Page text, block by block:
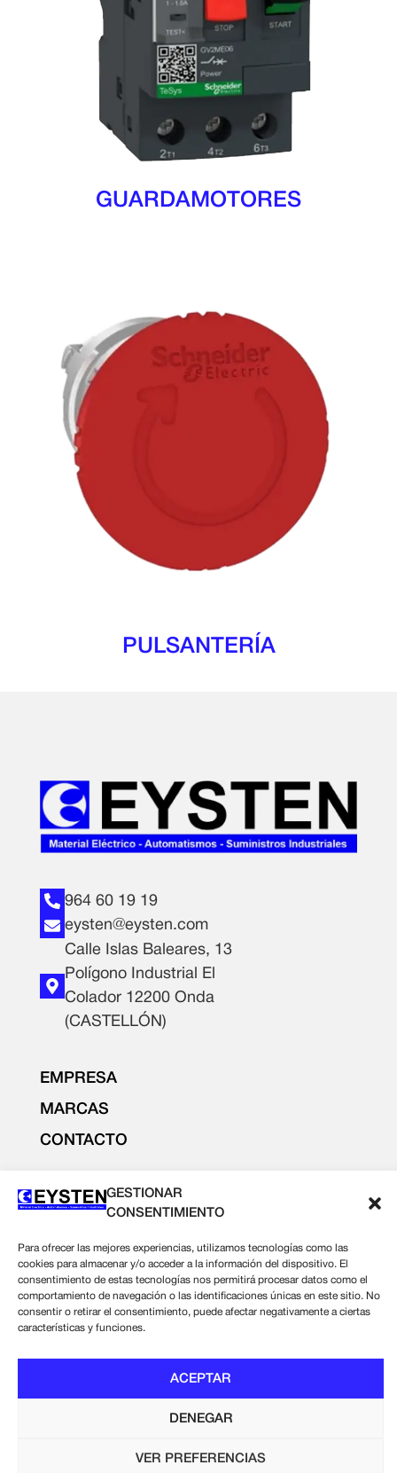
GESTIONAR
CONSENTIMIENTO
Para ofrecer las mejores experiencias, utilizamos tecnologías como las
cookies para almacenar y/o acceder a la información del dispositivo. El
consentimiento de estas tecnologías nos permitirá procesar datos como el
comportamiento de navegación o las identificaciones únicas en este sitio. No
consentir o retirar el consentimiento, puede afectar negativamente a ciertas
características y funciones.
ACEPTAR
DENEGAR
VER PREFERENCIAS
GUARDAMOTORES
PULSANTERÍA
964 60 19 19
eysten@eysten.com
Calle Islas Baleares, 13
Polígono Industrial El
Colador 12200 Onda
(CASTELLÓN)
EMPRESA
MARCAS
CONTACTO
PRODUCTOS
ILUMINACIÓN Y ELECTRICIDAD
SUMINISTROS INDUSTRIALES
Nota legal